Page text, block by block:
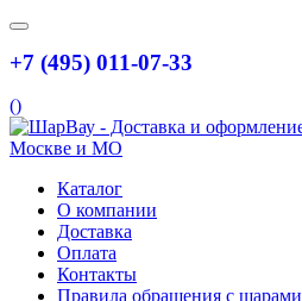
+7 (495) 011-07-33
()
Каталог
О компании
Доставка
Оплата
Контакты
Правила обращения с шарами